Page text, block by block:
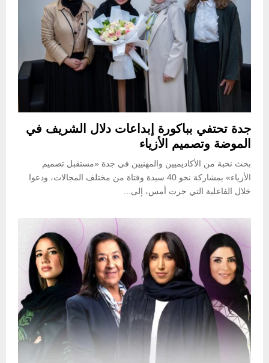
جدة تحتفي بباكورة إبداعات دلال الشريف في
الموضة وتصميم الأزياء
بحث نخبة من الأكاديميين والمهنيين في جدة «مستقبل تصميم
الأزياء» بمشاركة نحو 40 سيدة وفتاة من مختلف المجالات، ودعوا
خلال الفاعلية التي جرت أمس، إلى...